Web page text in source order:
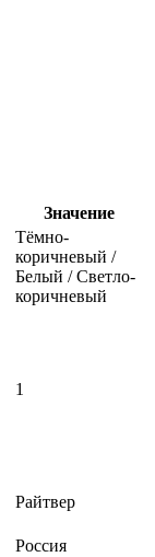
Значение
Тёмно-
коричневый /
Белый / Светло-
коричневый
1
Райтвер
Россия